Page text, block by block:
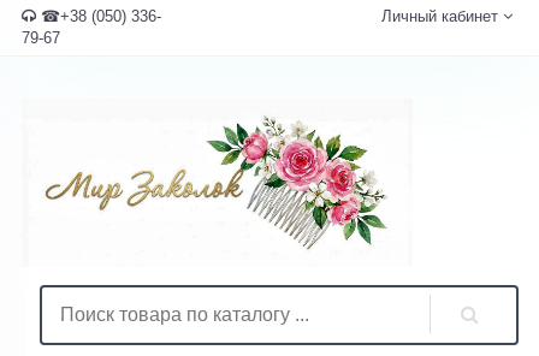
☎+38 (050) 336-
79-67
Личный кабинет